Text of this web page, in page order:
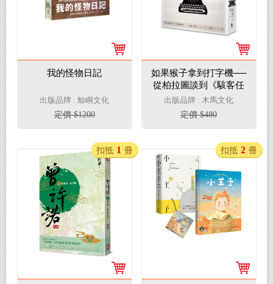
我的怪物日記
出版品牌 : 鯨嶼文化
定價 $1200
如果猴子拿到打字機──
從柏拉圖談到《駭客任
務》的小說創作心法
出版品牌 : 木馬文化
定價 $480
扣抵 1 冊 扣抵 2 冊